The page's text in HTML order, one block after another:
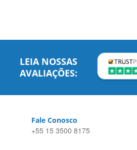
LEIA NOSSAS
AVALIAÇÕES:
Fale Conosco
+55 15 3500 8175